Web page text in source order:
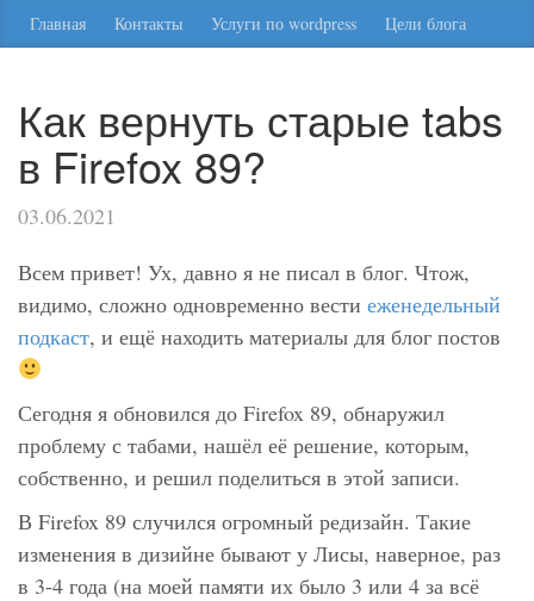
Главная Контакты Услуги по wordpress Цели блога
Как вернуть старые tabs
в Firefox 89?
03.06.2021
Всем привет! Ух, давно я не писал в блог. Чтож,
видимо, сложно одновременно вести еженедельный
подкаст, и ещё находить материалы для блог постов
Сегодня я обновился до Firefox 89, обнаружил
проблему с табами, нашёл её решение, которым,
собственно, и решил поделиться в этой записи.
В Firefox 89 случился огромный редизайн. Такие
изменения в дизийне бывают у Лисы, наверное, раз
в 3-4 года (на моей памяти их было 3 или 4 за всё